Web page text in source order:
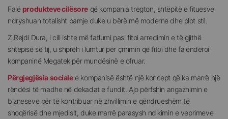
Falë produkteve cilësoreqë kompania tregton, shtëpitë e fituesve
ndryshuan totalisht pamje duke u bërë më moderne dhe plot stil.
Z.Rejdi Dura, i cili ishte më fatlumi pasi fitoi arredimin e të gjithë
shtëpisë së tij, u shpreh i lumtur për çmimin që fitoi dhe falenderoi
kompaninë Megatek për mundësinë e ofruar.
Përgjegjësia socialee kompanisë është një koncept që ka marrë një
rëndësi të madhe në dekadat e fundit. Ajo përfshin angazhimin e
bizneseve për të kontribuar në zhvillimin e qëndrueshëm të
shoqërisë dhe mjedisit, duke marrë parasysh ndikimin e veprimeve